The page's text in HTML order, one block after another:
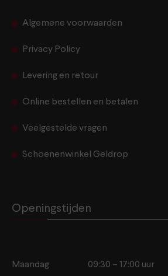
Algemene voorwaarden
Privacy Policy
Levering en retour
Online bestellen en betalen
Veelgestelde vragen
Schoenenwinkel Geldrop
Openingstijden
Maandag 09:30 – 17:00 uur